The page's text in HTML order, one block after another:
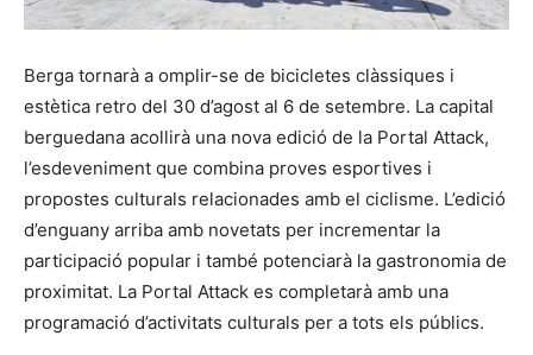
Berga tornarà a omplir-se de bicicletes clàssiques i
estètica retro del 30 d’agost al 6 de setembre. La capital
berguedana acollirà una nova edició de la Portal Attack,
l’esdeveniment que combina proves esportives i
propostes culturals relacionades amb el ciclisme. L’edició
d’enguany arriba amb novetats per incrementar la
participació popular i també potenciarà la gastronomia de
proximitat. La Portal Attack es completarà amb una
programació d’activitats culturals per a tots els públics.